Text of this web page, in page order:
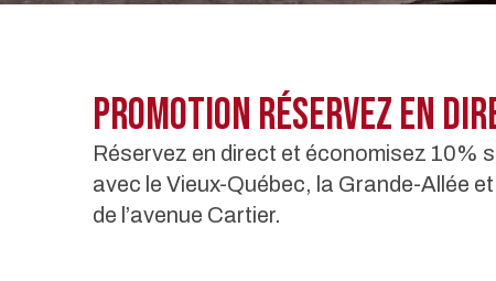
Promotion Réservez en
Réservez en direct et économisez 10%
avec le Vieux-Québec, la Grande-Allée
de l’avenue Cartier.